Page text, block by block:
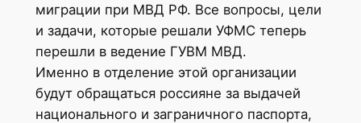
миграции при МВД РФ. Все вопросы, цели
и задачи, которые решали УФМС теперь
перешли в ведение ГУВМ МВД.
Именно в отделение этой организации
будут обращаться россияне за выдачей
национального и заграничного паспорта,